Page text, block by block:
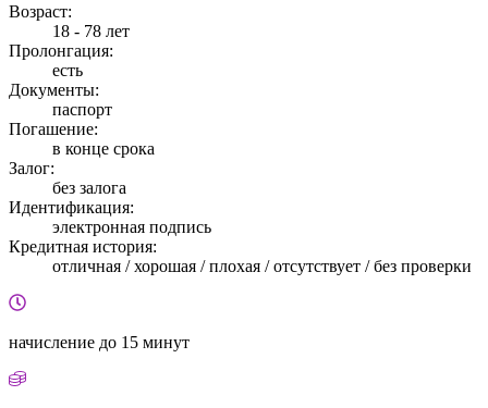
Возраст:
18 - 78 лет
Пролонгация:
есть
Документы:
паспорт
Погашение:
в конце срока
Залог:
без залога
Идентификация:
электронная подпись
Кредитная история:
отличная / хорошая / плохая / отсутствует / без проверки
начисление до 15 минут